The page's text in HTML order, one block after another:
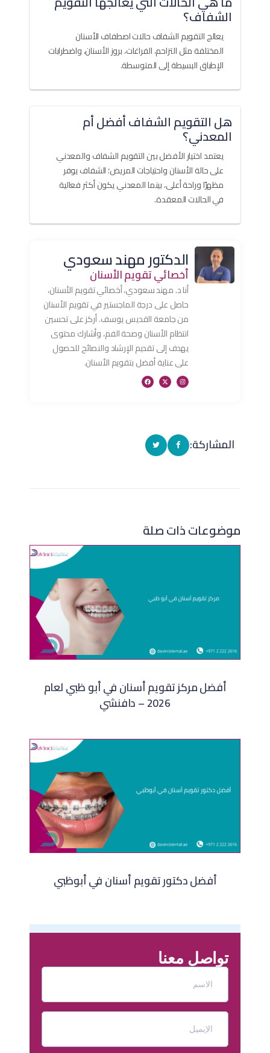
الشفاف؟
يعالج التقويم الشفاف حالات اصطفاف الأسنان
المختلفة مثل التزاحم، الفراغات، بروز الأسنان، واضطرابات
الإطباق البسيطة إلى المتوسطة.
هل التقويم الشفاف أفضل أم
المعدني؟
يعتمد اختيار الأفضل بين التقويم الشفاف والمعدني
على حالة الأسنان واحتياجات المريض؛ الشفاف يوفر
مظهرًا وراحة أعلى، بينما المعدني يكون أكثر فعالية
في الحالات المعقدة.
الدكتور مهند سعودي
أخصائي تقويم الأسنان
أنا د. مهند سعودي، أخصائي تقويم الأسنان،
حاصل على درجة الماجستير في تقويم الأسنان
من جامعة القديس يوسف. أركز على تحسين
انتظام الأسنان وصحة الفم، وأشارك محتوى
يهدف إلى تقديم الإرشاد والنصائح للحصول
على عناية أفضل بتقويم الأسنان.
المشاركة:
موضوعات ذات صلة
أفضل مركز تقويم أسنان في أبو ظبي لعام
2026 – دافنشي
أفضل دكتور تقويم أسنان في أبوظبي
تواصل معنا